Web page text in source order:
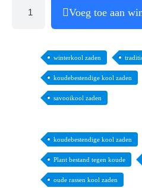
Voeg toe aan
winterkool zaden
koudebestendige kool zaden
savooikool zaden
koudebestendige kool zaden
Plant bestand tegen koude
oude rassen kool zaden